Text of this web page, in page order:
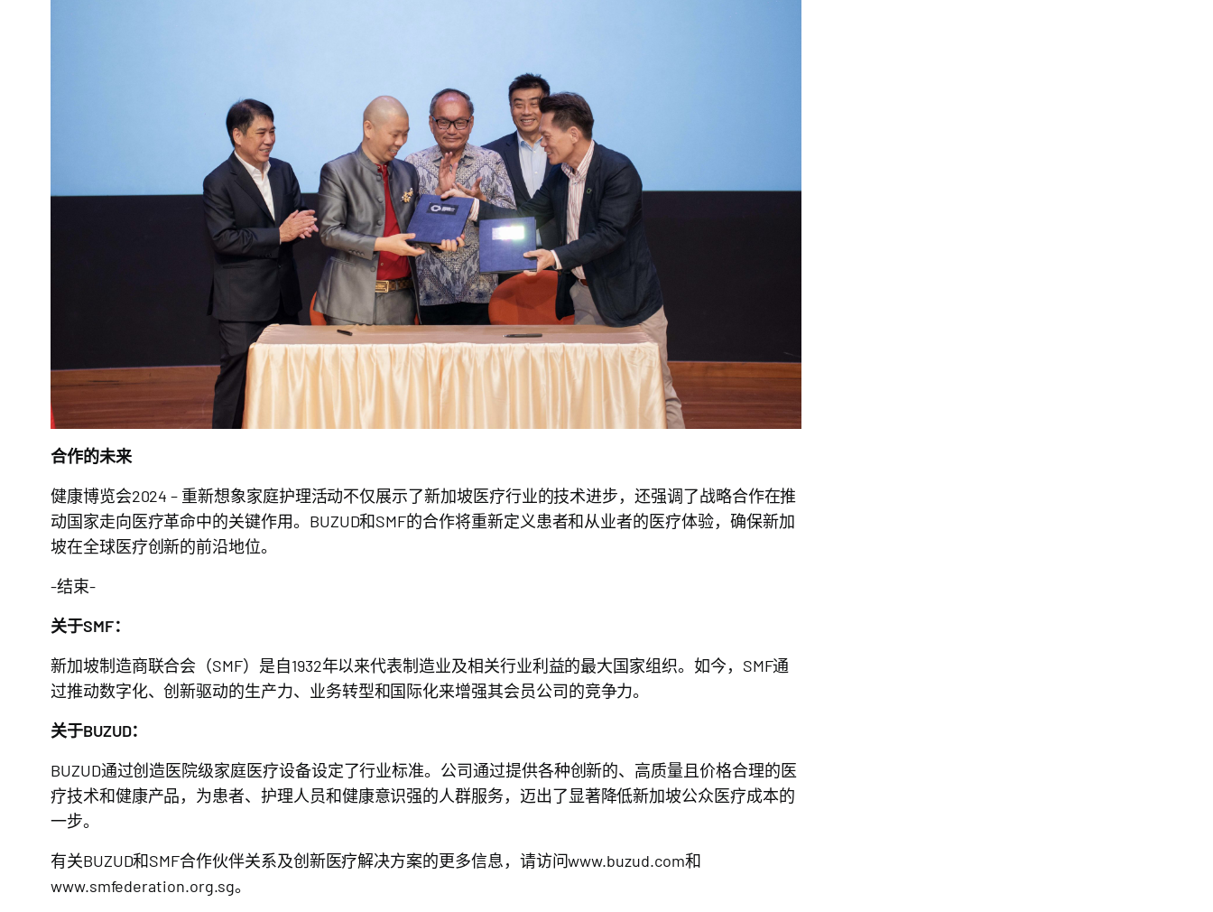
合作的未来
健康博览会2024 – 重新想象家庭护理活动不仅展示了新加坡医疗行业的技术进步，还强调了战略合作在推
动国家走向医疗革命中的关键作用。BUZUD和SMF的合作将重新定义患者和从业者的医疗体验，确保新加
坡在全球医疗创新的前沿地位。
-结束-
关于SMF：
新加坡制造商联合会（SMF）是自1932年以来代表制造业及相关行业利益的最大国家组织。如今，SMF通
过推动数字化、创新驱动的生产力、业务转型和国际化来增强其会员公司的竞争力。
关于BUZUD：
BUZUD通过创造医院级家庭医疗设备设定了行业标准。公司通过提供各种创新的、高质量且价格合理的医
疗技术和健康产品，为患者、护理人员和健康意识强的人群服务，迈出了显著降低新加坡公众医疗成本的
一步。
有关BUZUD和SMF合作伙伴关系及创新医疗解决方案的更多信息，请访问www.buzud.com和
www.smfederation.org.sg。